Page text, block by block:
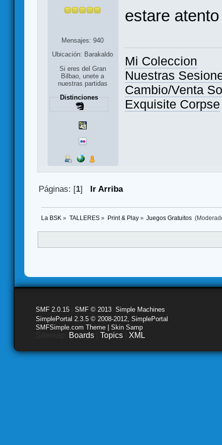
Mensajes: 940
Ubicación: Barakaldo
Si eres del Gran
Bilbao, unete a
nuestras partidas
Distinciones
estare
Mi Coleccion
Nuestras
Cambio/Venta
Exquisite Corpse
Páginas: [1] Ir Arriba
La BSK » TALLERES» Print & Play» Juegos Gratuitos
SMF 2.0.15 SMF © 2013 Simple Machines
SimplePortal 2.3.5 © 2008-2012, SimplePortal
SMFSimple.com Theme | Skin Samp
Boards Topics XML